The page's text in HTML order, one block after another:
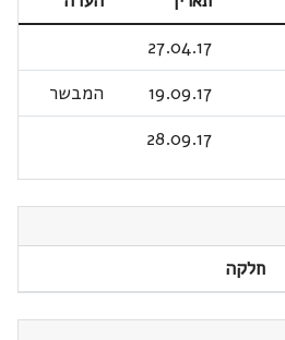
27.04.17
19.09.17
המבשר
28.09.17
חלקה